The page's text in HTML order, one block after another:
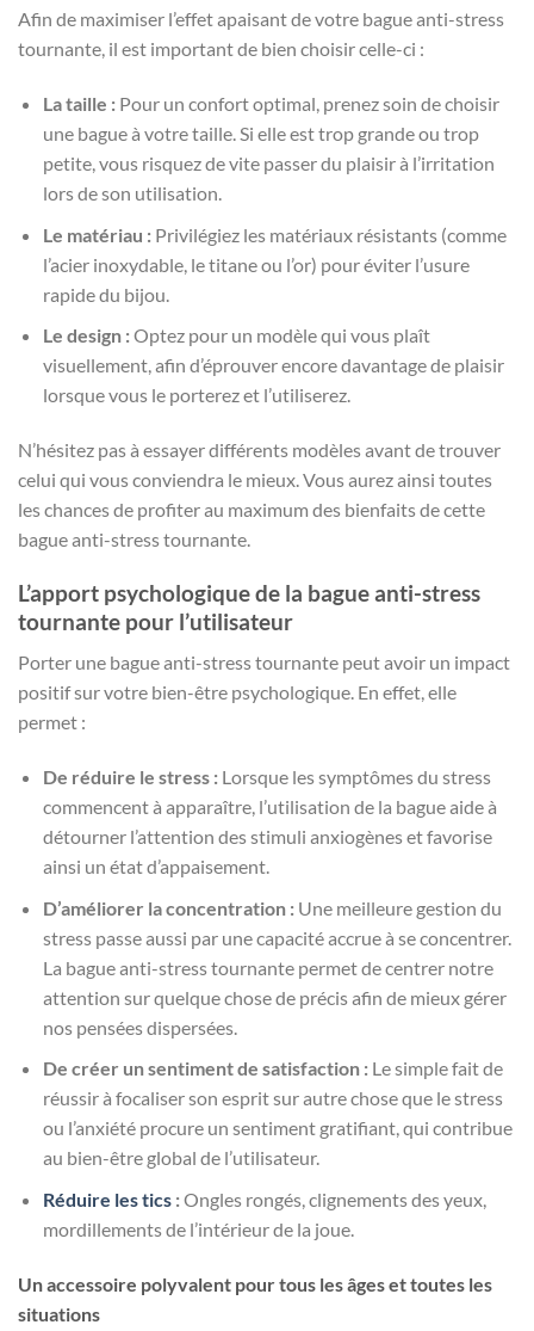
Afin de maximiser l’effet apaisant de votre bague anti-stress
tournante, il est important de bien choisir celle-ci :
La taille : Pour un confort optimal, prenez soin de choisir
une bague à votre taille. Si elle est trop grande ou trop
petite, vous risquez de vite passer du plaisir à l’irritation
lors de son utilisation.
Le matériau : Privilégiez les matériaux résistants (comme
l’acier inoxydable, le titane ou l’or) pour éviter l’usure
rapide du bijou.
Le design :Optez pour un modèle qui vous plaît
visuellement, afin d’éprouver encore davantage de plaisir
lorsque vous le porterez et l’utiliserez.
N’hésitez pas à essayer différents modèles avant de trouver
celui qui vous conviendra le mieux. Vous aurez ainsi toutes
les chances de profiter au maximum des bienfaits de cette
bague anti-stress tournante.
L’apport psychologique de la bague anti-stress
tournante pour l’utilisateur
Porter une bague anti-stress tournante peut avoir un impact
positif sur votre bien-être psychologique. En effet, elle
permet :
De réduire le stress :Lorsque les symptômes du stress
commencent à apparaître, l’utilisation de la bague aide à
détourner l’attention des stimuli anxiogènes et favorise
ainsi un état d’appaisement.
D’améliorer la concentration :Une meilleure gestion du
stress passe aussi par une capacité accrue à se concentrer.
La bague anti-stress tournante permet de centrer notre
attention sur quelque chose de précis afin de mieux gérer
nos pensées dispersées.
De créer un sentiment de satisfaction :Le simple fait de
réussir à focaliser son esprit sur autre chose que le stress
ou l’anxiété procure un sentiment gratifiant, qui contribue
au bien-être global de l’utilisateur.
Réduire les tics:Ongles rongés, clignements des yeux,
mordillements de l’intérieur de la joue.
Un accessoire polyvalent pour tous les âges et toutes les
situations